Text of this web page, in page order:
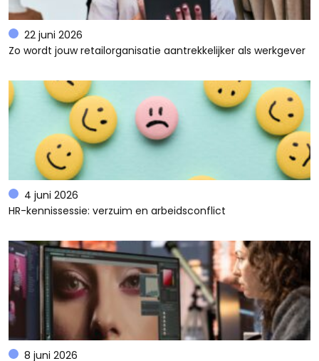
22 juni 2026
Zo wordt jouw retailorganisatie aantrekkelijker als werkgever
4 juni 2026
HR-kennissessie: verzuim en arbeidsconflict
8 juni 2026